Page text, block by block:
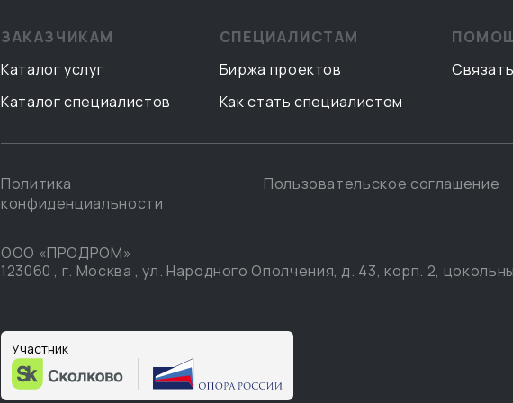
ЗАКАЗЧИКАМ
Каталог услуг
Каталог специалистов
СПЕЦИАЛИСТАМ
Биржа проектов
Как стать специалистом
Политика
конфиденциальности
Пользовательское соглашение
ООО «ПРОДРОМ»
123060 , г. Москва ,ул. Народного Ополчения, д. 43, корп. 2,
Участник